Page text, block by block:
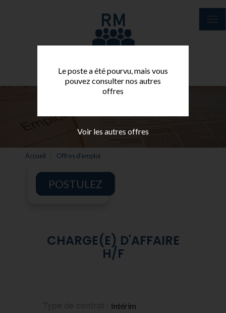
Accueil Offres d'emploi
Le poste a été pourvu, mais vous
pouvez consulter nos autres
offres
Voir les autres offres
POSTULEZ
CHARGE(E) D'AFFAIRE
H/F
Intérim